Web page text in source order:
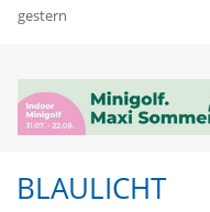
gestern
BLAULICHT